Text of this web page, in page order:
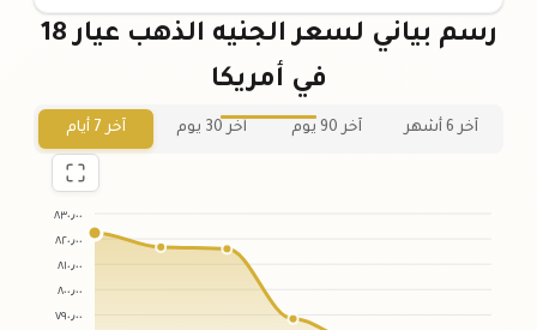
رسم بياني لسعر الجنيه الذهب عيار 18
في أمريكا
آخر 6 أشهر آخر 90 يوم آخر 30 يوم آخر 7 أيام
٨٣٠٫٠٠
٨٢٠٫٠٠
٨١٠٫٠٠
٨٠٠٫٠٠
٧٩٠٫٠٠